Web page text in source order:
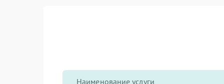
Наименование услуги